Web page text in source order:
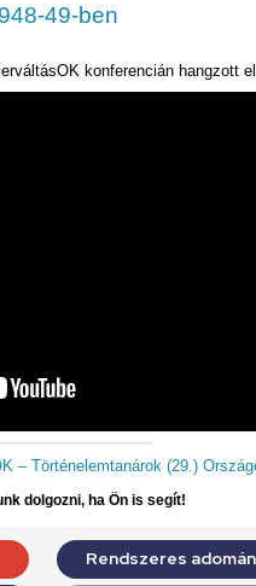
49-ben
konferencián hangzott
– Történelemtanárok (29.)
dolgozni, ha Ön is segít!